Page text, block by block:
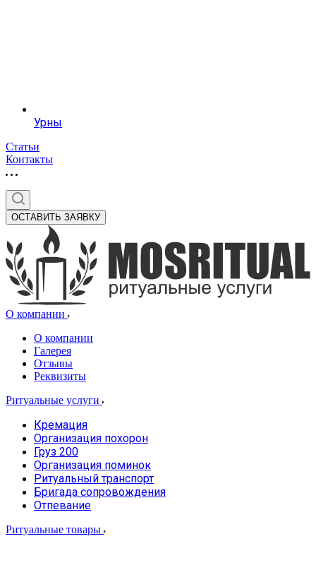
Урны
Статьи
Контакты
ОСТАВИТЬ ЗАЯВКУ
О компании
О компании
Галерея
Отзывы
Реквизиты
Ритуальные услуги
Кремация
Организация похорон
Груз 200
Организация поминок
Ритуальный транспорт
Бригада сопровождения
Отпевание
Ритуальные товары